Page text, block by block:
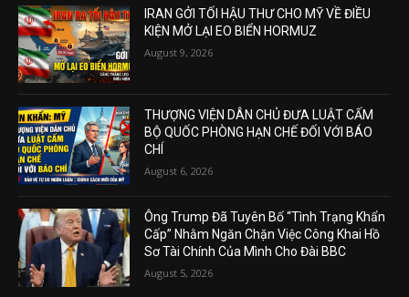
IRAN GỞI TỐI HẬU THƯ CHO MỸ VỀ ĐIỀU
KIỆN MỞ LẠI EO BIỂN HORMUZ
August 9, 2026
THƯỢNG VIỆN DÂN CHỦ ĐƯA LUẬT CẤM
BỘ QUỐC PHÒNG HẠN CHẾ ĐỐI VỚI BÁO
CHÍ
August 6, 2026
Ông Trump Đã Tuyên Bố “Tình Trạng Khẩn
Cấp” Nhằm Ngăn Chặn Việc Công Khai Hồ
Sơ Tài Chính Của Mình Cho Đài BBC
August 5, 2026